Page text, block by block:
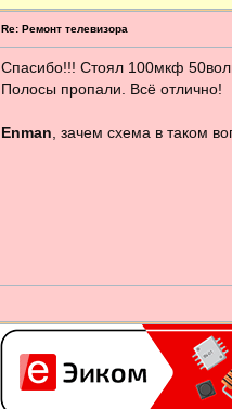
Re: Ремонт телевизора
Спасибо!!! Стоял 100мкф
Полосы пропали. Всё отлично!
Enman , зачем схема в таком